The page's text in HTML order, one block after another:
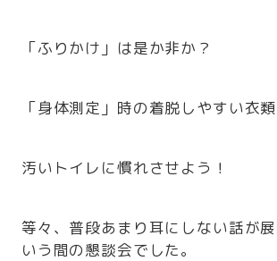
「ふりかけ」は是か非か？
「身体測定」時の着脱しやすい衣
汚いトイレに慣れさせよう！
等々、普段あまり耳にしない話が
いう間の懇談会でした。